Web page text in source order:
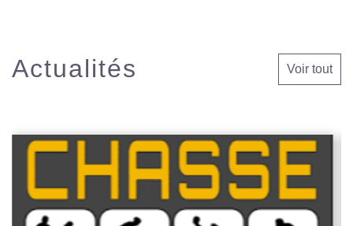
Actualités Voir tout